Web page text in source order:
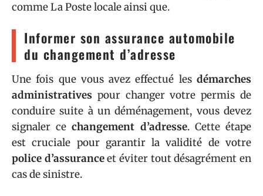
comme La Poste locale ainsi que.
Informer son assurance automobile
du changement d’adresse
Une fois que vous avez effectué les démarches
administratives pour changer votre permis de
conduire suite à un déménagement, vous devez
signaler cechangement d’adresse. Cette étape
est cruciale pour garantir la validité de votre
police d’assuranceet éviter tout désagrément en
cas de sinistre.